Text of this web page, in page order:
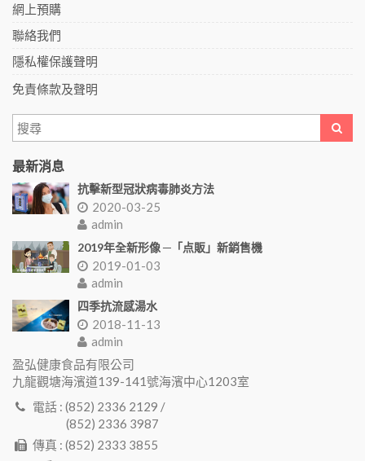
網上預購
聯絡我們
隱私權保護聲明
免責條款及聲明
最新消息
抗擊新型冠狀病毒肺炎方法
2020-03-25
admin
2019年全新形像 ─「点販」新銷售機
2019-01-03
admin
四季抗流感湯水
2018-11-13
admin
盈弘健康食品有限公司
九龍觀塘海濱道139-141號海濱中心1203室
電話 : (852) 2336 2129 /
(852) 2336 3987
傳真 : (852) 2333 3855